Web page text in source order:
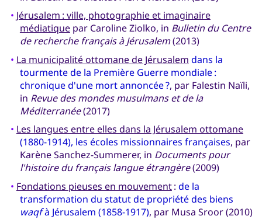
• Jérusalem : ville, photographie et imaginaire
médiatiquepar Caroline Ziolko, in Bulletin du Centre
de recherche français à Jérusalem(2013)
• La municipalité ottomane de Jérusalem dans la
tourmente de la Première Guerre mondiale :
chronique d'une mort annoncée ?, par Falestin Naïli,
in Revue des mondes musulmans et de la
Méditerranée(2017)
• Les langues entre elles dans la Jérusalem ottomane
(1880-1914), les écoles missionnaires françaises, par
Karène Sanchez-Summerer, in Documents pour
l'histoire du français langue étrangère(2009)
• Fondations pieuses en mouvement: de la
transformation du statut de propriété des biens
waqfà Jérusalem (1858-1917), par Musa Sroor (2010)